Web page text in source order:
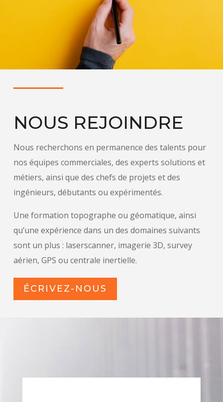
NOUS REJOINDRE
Nous recherchons en permanence des talents pour
nos équipes commerciales, des experts solutions et
métiers, ainsi que des chefs de projets et des
ingénieurs, débutants ou expérimentés.
Une formation topographe ou géomatique, ainsi
qu’une expérience dans un des domaines suivants
sont un plus : laserscanner, imagerie 3D, survey
aérien, GPS ou centrale inertielle.
ÉCRIVEZ-NOUS